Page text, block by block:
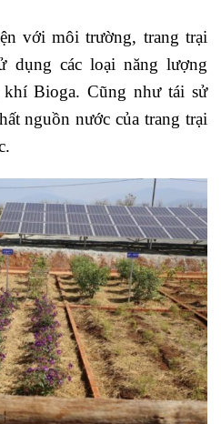
với môi trường, trang trại
dụng các loại năng lượng
Bioga. Cũng như tái sử
nguồn nước của trang trại